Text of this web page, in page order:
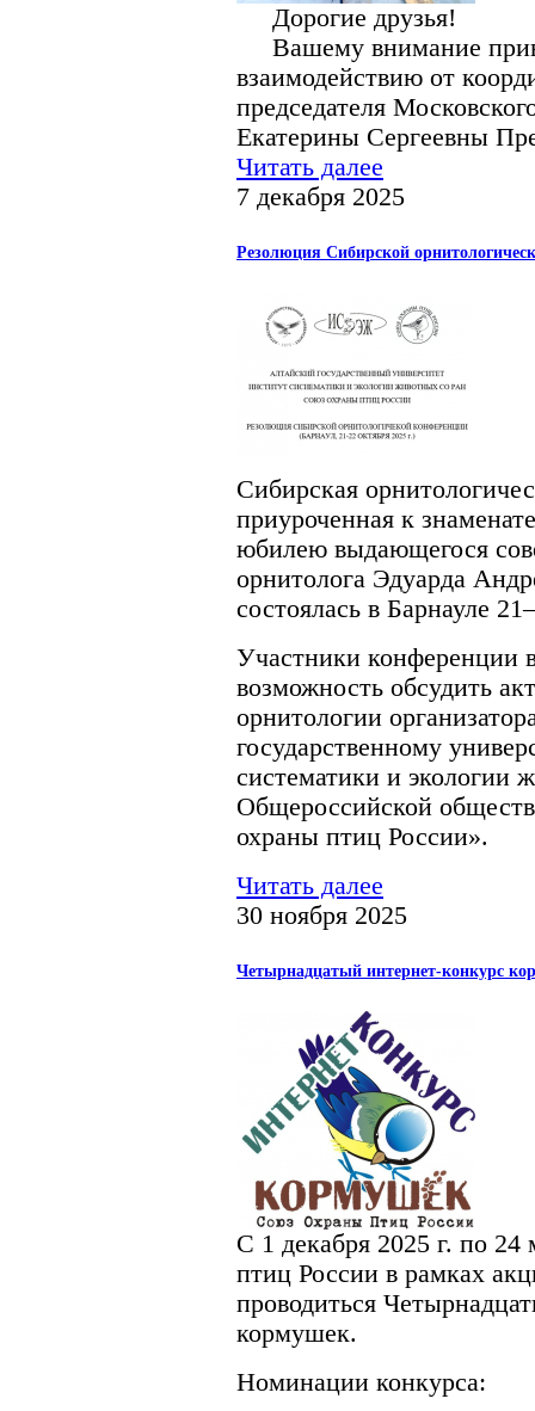
Дорогие друзья!
Вашему внимание
взаимодействию от
председателя
Екатерины Сергеевны
Читать далее
7 декабря 2025
Резолюция Сибирской
Сибирская
приуроченная к
юбилею выдающегося
орнитолога Эдуарда
состоялась в Барнауле
Участники конференции
возможность обсудить
орнитологии
государственному
систематики и
Общероссийской
охраны птиц России».
Читать далее
30 ноября 2025
Четырнадцатый интернет-конкурс
С 1 декабря 2025 г. по
птиц России в рамках
проводиться
кормушек.
Номинации конкурса: